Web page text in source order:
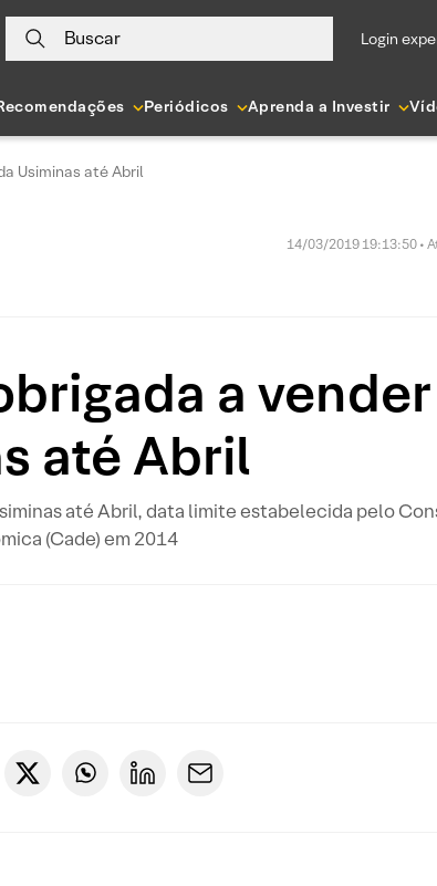
Buscar login
Periódicos Aprenda a Investir
Usiminas até Abril
14/03/2019 19:13:50 •
a
até Abril
até Abril, data limite estabelecida pelo
(Cade) em 2014